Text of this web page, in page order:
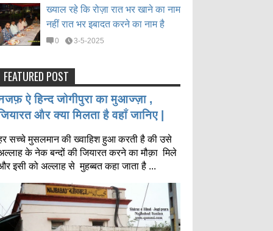
ख्याल रहे कि रोज़ा रात भर खाने का नाम
नहीं रात भर इबादत करने का नाम है
0 3-5-2025
FEATURED POST
ऐ हिन्द जोगीपुरा का मुआज्ज़ा ,
और क्या मिलता है वहाँ जानिए |
सच्चे मुसलमान की ख्वाहिश हुआ करती है की उसे
के नेक बन्दों की जियारत करने का मौक़ा मिले
इसी को अल्लाह से मुहब्बत कहा जाता है ...